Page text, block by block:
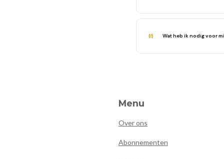
05 Wat heb ik nodig voor
Menu
Over ons
Abonnementen